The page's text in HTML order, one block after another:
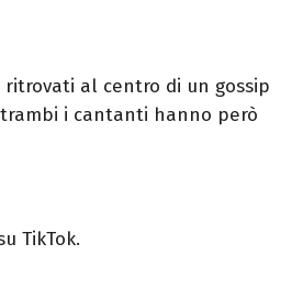
ritrovati al centro di un gossip
i cantanti hanno però
TikTok.